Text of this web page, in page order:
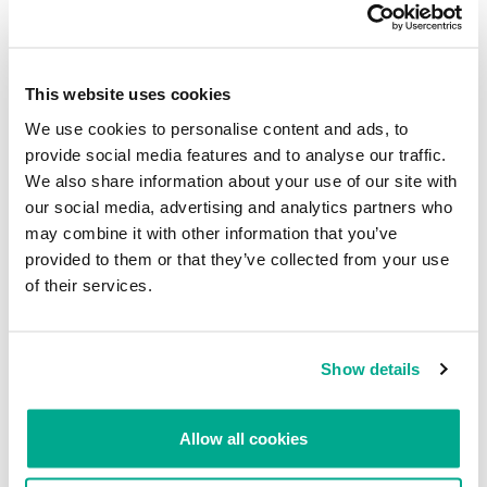
This website uses cookies
We use cookies to personalise content and ads, to
provide social media features and to analyse our traffic.
We also share information about your use of our site with
our social media, advertising and analytics partners who
may combine it with other information that you’ve
provided to them or that they’ve collected from your use
of their services.
Show details
Allow all cookies
Estructura de un fichero cifrado
El troyano no necesita acceso a Internet para cifrar los ficheros.
protectores KazyLoader y KazyRootkit para reforzar el cifrado de
UPX.